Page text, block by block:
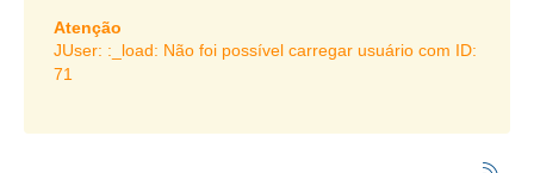
LIVRO GESTÃO 2026-2029
SUBSEDES SINDICAIS
Atenção
JUser: :_load: Não foi possível carregar usuário com ID:
71